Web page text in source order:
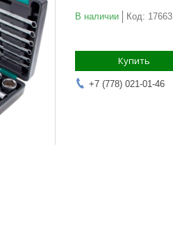
В наличии Код: 17663
Купить
+7 (778) 021-01-46